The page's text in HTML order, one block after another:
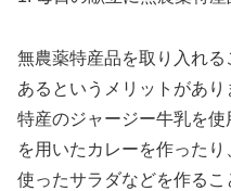
無農薬特産品を取り入れ
あるというメリットがあ
特産のジャージー牛乳を
を用いたカレーを作った
使ったサラダなどを作るこ